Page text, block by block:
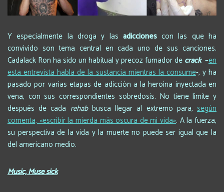
Y especialmente la droga y las adiccionescon las que ha
convivido son tema central en cada uno de sus canciones.
Cadalack Ron ha sido un habitual y precoz fumador de crack–en
esta entrevista habla de la sustancia mientras la consume-, y ha
pasado por varias etapas de adicción a la heroína inyectada en
vena, con sus correspondientes sobredosis. No tiene límite y
después de cada rehabbusca llegar al extremo para,según
comenta, «escribir la mierda más oscura de mi vida». A la fuerza,
su perspectiva de la vida y la muerte no puede ser igual que la
del americano medio.
Music, Muse sick